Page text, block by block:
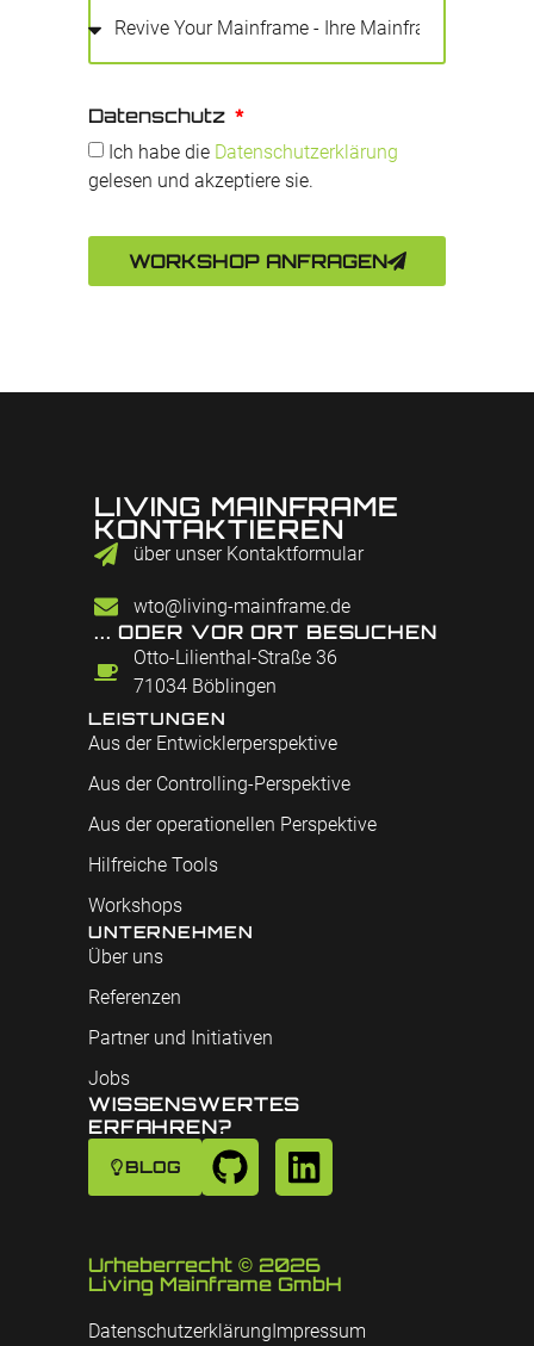
Datenschutz
Ich habe die Datenschutzerklärung
gelesen und akzeptiere sie.
WORKSHOP ANFRAGEN
LIVING MAINFRAME
KONTAKTIEREN
über unser Kontaktformular
wto@living-mainframe.de
... ODER VOR ORT BESUCHEN
Otto-Lilienthal-Straße 36
71034 Böblingen
LEISTUNGEN
Aus der Entwicklerperspektive
Aus der Controlling-Perspektive
Aus der operationellen Perspektive
Hilfreiche Tools
Workshops
UNTERNEHMEN
Über uns
Referenzen
Partner und Initiativen
Jobs
WISSENSWERTES
ERFAHREN?
BLOG
Urheberrecht © 2026
Living Mainframe GmbH
Datenschutzerklärung Impressum